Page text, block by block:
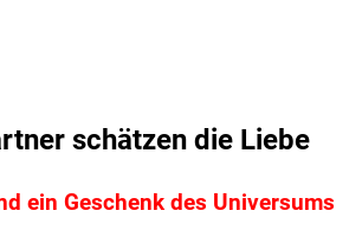
schätzen die Liebe
ein Geschenk des Universums